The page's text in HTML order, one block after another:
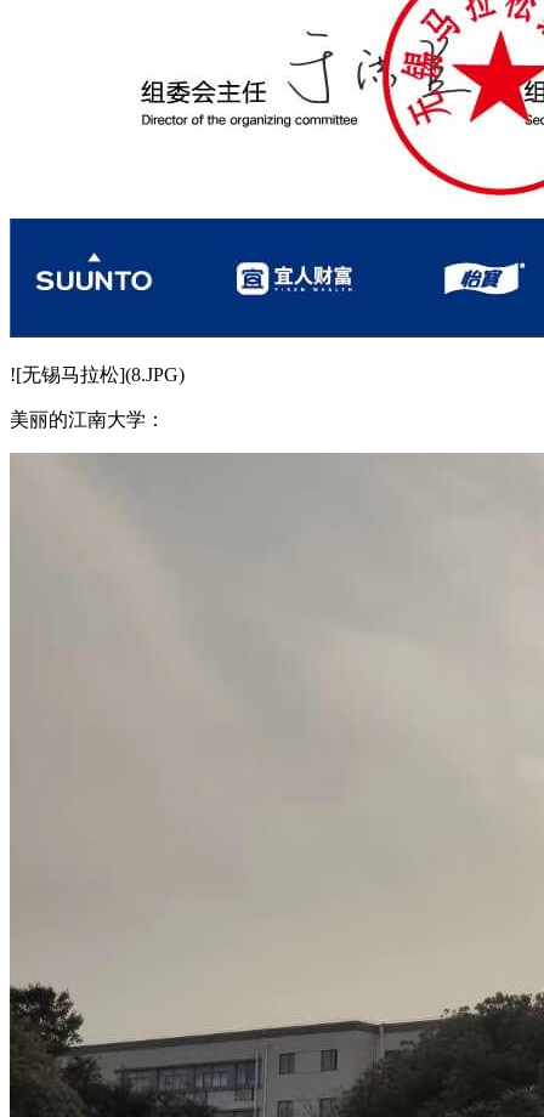
![无锡马拉松](8.JPG)
美丽的江南大学：